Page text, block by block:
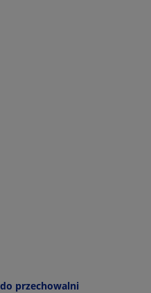
przechowalni